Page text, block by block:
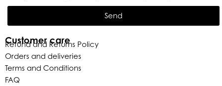
Customer care
Refund and Returns Policy
Orders and deliveries
Terms and Conditions
FAQ
Send